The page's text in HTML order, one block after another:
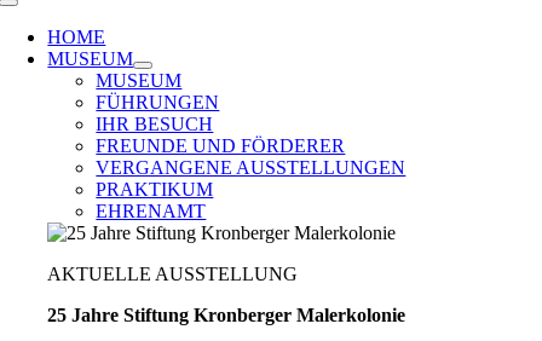
Toggle
Navigation
HOME
MUSEUM
MUSEUM
FÜHRUNGEN
IHR BESUCH
FREUNDE UND FÖRDERER
VERGANGENE AUSSTELLUNGEN
PRAKTIKUM
EHRENAMT
AKTUELLE AUSSTELLUNG
25 Jahre Stiftung Kronberger Malerkolonie